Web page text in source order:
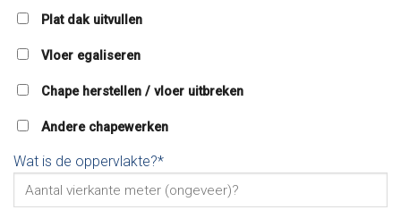
Plat dak uitvullen
Vloer egaliseren
Chape herstellen / vloer uitbreken
Andere chapewerken
Wat is de oppervlakte?*